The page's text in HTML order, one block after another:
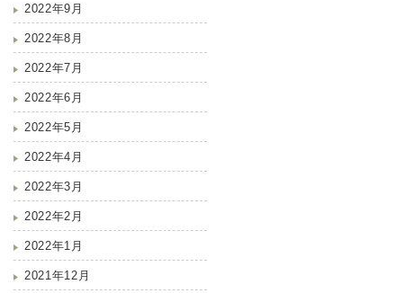
2022年9月
2022年8月
2022年7月
2022年6月
2022年5月
2022年4月
2022年3月
2022年2月
2022年1月
2021年12月